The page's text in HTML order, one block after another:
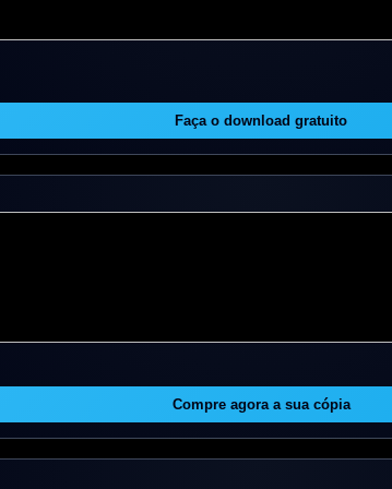
Faça o download gratuito
Compre agora a sua cópia